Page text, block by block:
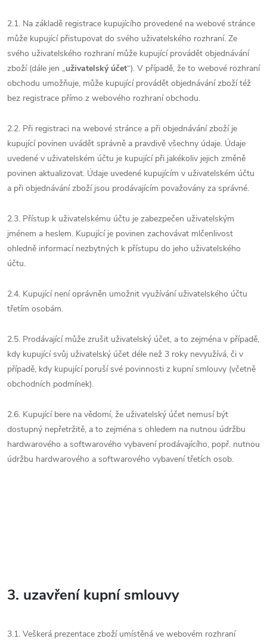
2.1. Na základě registrace kupujícího provedené na webové stránce
může kupující přistupovat do svého uživatelského rozhraní. Ze
svého uživatelského rozhraní může kupující provádět objednávání
zboží (dále jen „uživatelský účet“). V případě, že to webové rozhraní
obchodu umožňuje, může kupující provádět objednávání zboží též
bez registrace přímo z webového rozhraní obchodu.
2.2. Při registraci na webové stránce a při objednávání zboží je
kupující povinen uvádět správně a pravdivě všechny údaje. Údaje
uvedené v uživatelském účtu je kupující při jakékoliv jejich změně
povinen aktualizovat. Údaje uvedené kupujícím v uživatelském účtu
a při objednávání zboží jsou prodávajícím považovány za správné.
2.3. Přístup k uživatelskému účtu je zabezpečen uživatelským
jménem a heslem. Kupující je povinen zachovávat mlčenlivost
ohledně informací nezbytných k přístupu do jeho uživatelského
účtu.
2.4. Kupující není oprávněn umožnit využívání uživatelského účtu
třetím osobám.
2.5. Prodávající může zrušit uživatelský účet, a to zejména v případě,
kdy kupující svůj uživatelský účet déle než 3 roky nevyužívá, či v
případě, kdy kupující poruší své povinnosti z kupní smlouvy (včetně
obchodních podmínek).
2.6. Kupující bere na vědomí, že uživatelský účet nemusí být
dostupný nepřetržitě, a to zejména s ohledem na nutnou údržbu
hardwarového a softwarového vybavení prodávajícího, popř. nutnou
údržbu hardwarového a softwarového vybavení třetích osob.
3. uzavření kupní smlouvy
3.1. Veškerá prezentace zboží umístěná ve webovém rozhraní